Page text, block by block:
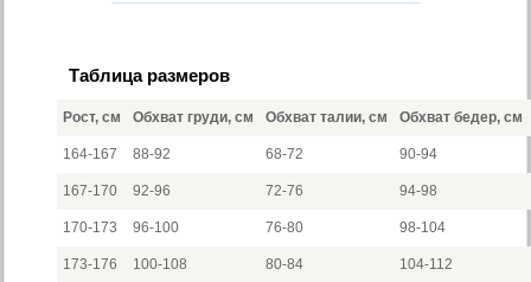
Таблица размеров
Рост, см Обхват груди, см Обхват талии, см Обхват бедер, см
164-167 88-92 68-72 90-94
167-170 92-96 72-76 94-98
170-173 96-100 76-80 98-104
173-176 100-108 80-84 104-112